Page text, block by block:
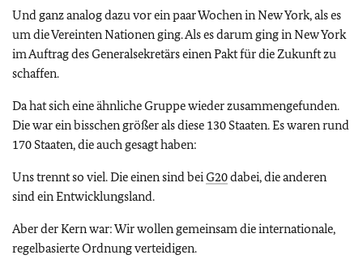
Und ganz analog dazu vor ein paar Wochen in New York, als es
um die Vereinten Nationen ging. Als es darum ging in New York
im Auftrag des Generalsekretärs einen Pakt für die Zukunft zu
schaffen.
Da hat sich eine ähnliche Gruppe wieder zusammengefunden.
Die war ein bisschen größer als diese 130 Staaten. Es waren rund
170 Staaten, die auch gesagt haben:
Uns trennt so viel. Die einen sind beiG20dabei, die anderen
sind ein Entwicklungsland.
Aber der Kern war: Wir wollen gemeinsam die internationale,
regelbasierte Ordnung verteidigen.